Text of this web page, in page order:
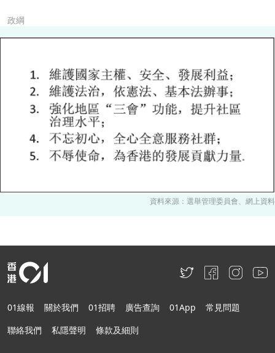
政綱
資料來源：選舉管理委員會、網上資料
01線報 關於我們 01招聘 廣告查詢 01App
常見問題
聯絡我們
私隱聲明 條款及細則